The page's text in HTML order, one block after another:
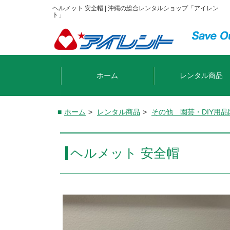
ヘルメット 安全帽 | 沖縄の総合レンタルショップ「アイレン
ト」
ホーム レンタル商品
ホーム > レンタル商品 > その他 園芸・DIY用品
ヘルメット 安全帽